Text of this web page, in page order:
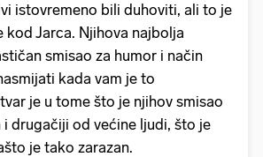
istovremeno bili duhoviti, ali to je
kod Jarca. Njihova najbolja
smisao za humor i način
kada vam je to
je u tome što je njihov smisao
i drugačiji od većine ljudi, što je
je tako zarazan.